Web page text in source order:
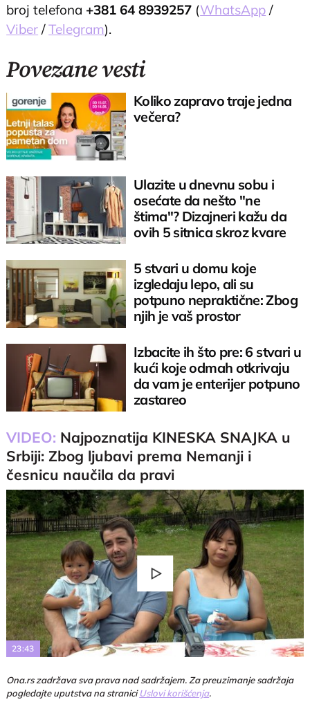
broj telefona +381 64 8939257 (WhatsApp /
Viber /Telegram).
Povezane vesti
Koliko zapravo traje jedna
večera?
Ulazite u dnevnu sobu i
osećate da nešto "ne
štima"? Dizajneri kažu da
ovih 5 sitnica skroz kvare
5 stvari u domu koje
izgledaju lepo, ali su
potpuno nepraktične: Zbog
njih je vaš prostor
Izbacite ih što pre: 6 stvari u
kući koje odmah otkrivaju
da vam je enterijer potpuno
zastareo
VIDEO: Najpoznatija KINESKA SNAJKA u
Srbiji: Zbog ljubavi prema Nemanji i
česnicu naučila da pravi
Play
Video
23:43
Ona.rs zadržava sva prava nad sadržajem. Za preuzimanje sadržaja
pogledajte uputstva na straniciUslovi korišćenja.